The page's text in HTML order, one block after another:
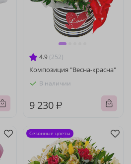
4.9 (252)
Композиция "Весна-красна"
В наличии
9 230 ₽
Сезонные цветы